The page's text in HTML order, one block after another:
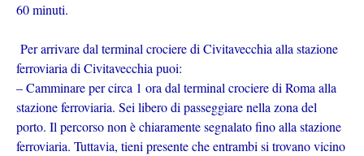
60 minuti.
Per arrivare dal terminal crociere di Civitavecchia alla stazione
ferroviaria di Civitavecchia puoi:
– Camminare per circa 1 ora dal terminal crociere di Roma alla
stazione ferroviaria. Sei libero di passeggiare nella zona del
porto. Il percorso non è chiaramente segnalato fino alla stazione
ferroviaria. Tuttavia, tieni presente che entrambi si trovano vicino